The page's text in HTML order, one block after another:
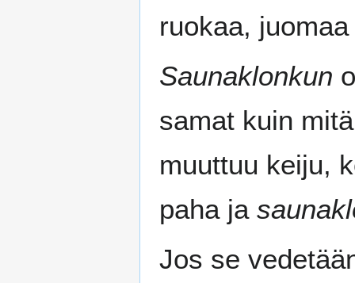
ruokaa,
Saunaklonkun
samat kuin
muuttuu keiju,
paha ja
Jos se